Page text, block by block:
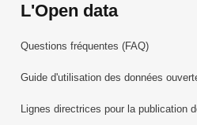
L'Open data
Questions fréquentes (FAQ)
Guide d'utilisation des données
Lignes directrices pour la publication